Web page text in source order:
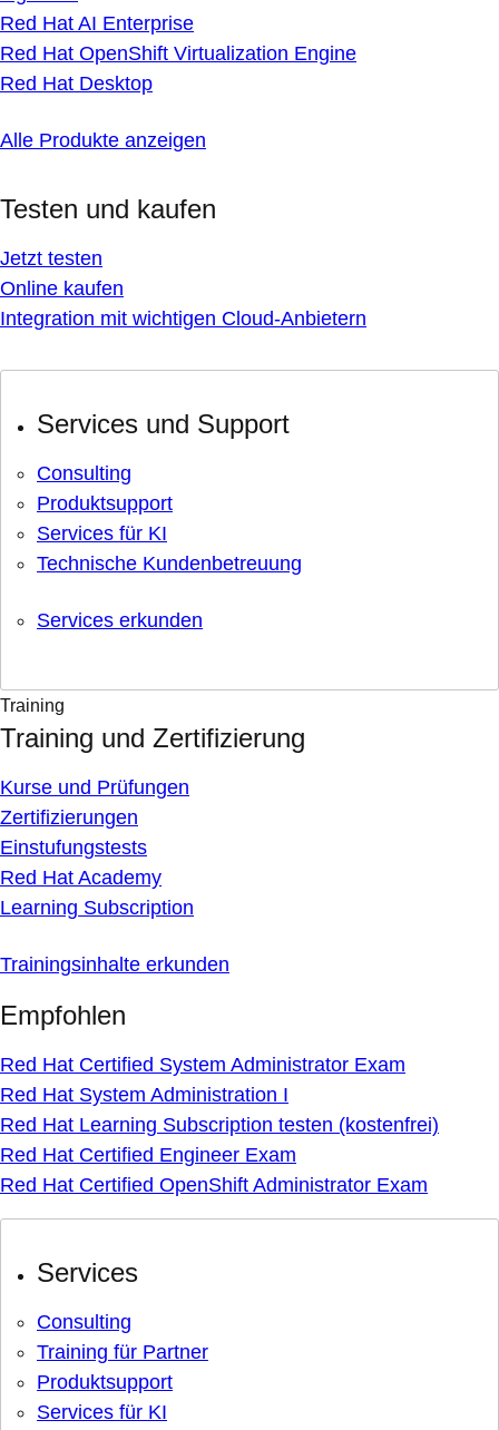
Red Hat AI Enterprise
Red Hat OpenShift Virtualization Engine
Red Hat Desktop
Alle Produkte anzeigen
Testen und kaufen
Jetzt testen
Online kaufen
Integration mit wichtigen Cloud-Anbietern
Services und Support
Consulting
Produktsupport
Services für KI
Technische Kundenbetreuung
Services erkunden
Training
Training und Zertifizierung
Kurse und Prüfungen
Zertifizierungen
Einstufungstests
Red Hat Academy
Learning Subscription
Trainingsinhalte erkunden
Empfohlen
Red Hat Certified System Administrator Exam
Red Hat System Administration I
Red Hat Learning Subscription testen (kostenfrei)
Red Hat Certified Engineer Exam
Red Hat Certified OpenShift Administrator Exam
Services
Consulting
Training für Partner
Produktsupport
Services für KI